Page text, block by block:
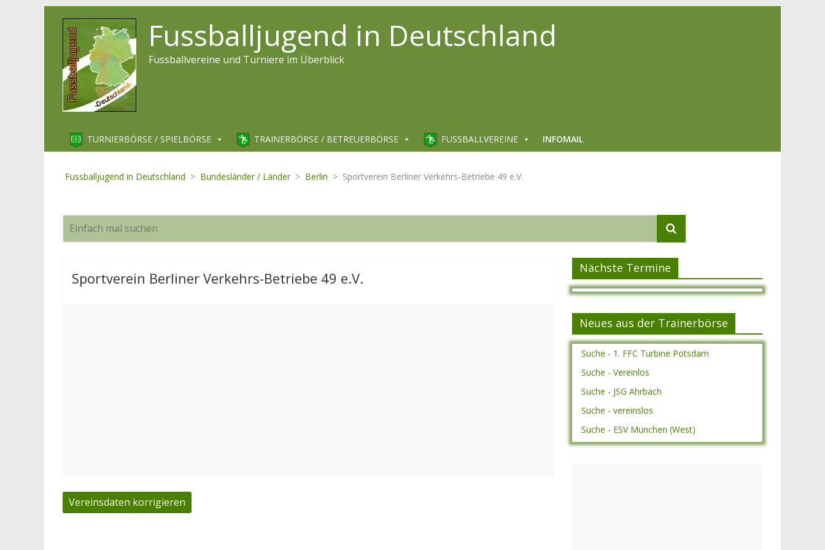
Fussballjugend in Deutschland
Fussballvereine und Turniere im Überblick
TURNIERBÖRSE / SPIELBÖRSE TRAINERBÖRSE / BETREUERBÖRSE FUSSBALLVEREINE INFOMAIL
Fussballjugend in Deutschland > Bundesländer / Länder > Berlin > Sportverein Berliner Verkehrs-Betriebe 49 e.V.
Sportverein Berliner Verkehrs-Betriebe 49 e.V.
Vereinsdaten korrigieren
Nächste Termine
Neues aus der Trainerbörse
Suche - 1. FFC Turbine Potsdam
Suche - Vereinlos
Suche - JSG Ahrbach
Suche - vereinslos
Suche - ESV München (West)